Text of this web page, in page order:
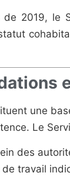
2019, le
une
Le
des
de travail